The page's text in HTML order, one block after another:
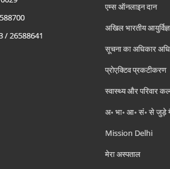
/ 26588641
एम्स ऑनलाइन दान
अखिल भारतीय
सूचना का अधिकार
प्रोएक्टिव प्रकटीकरण
स्वास्थ्य और परिवार
अ॰ भा॰ आ॰ सं॰ से जुड़े
Mission Delhi
मेरा अस्पताल